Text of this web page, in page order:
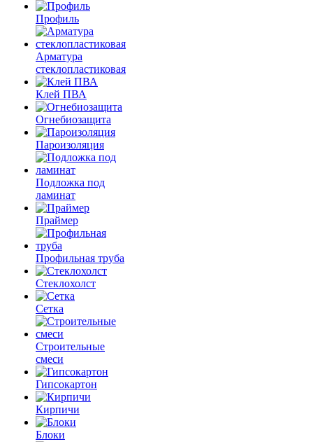
Профиль
Арматура
стеклопластиковая
Клей ПВА
Огнебиозащита
Пароизоляция
Подложка под
ламинат
Праймер
Профильная труба
Стеклохолст
Сетка
Строительные
смеси
Гипсокартон
Кирпичи
Блоки